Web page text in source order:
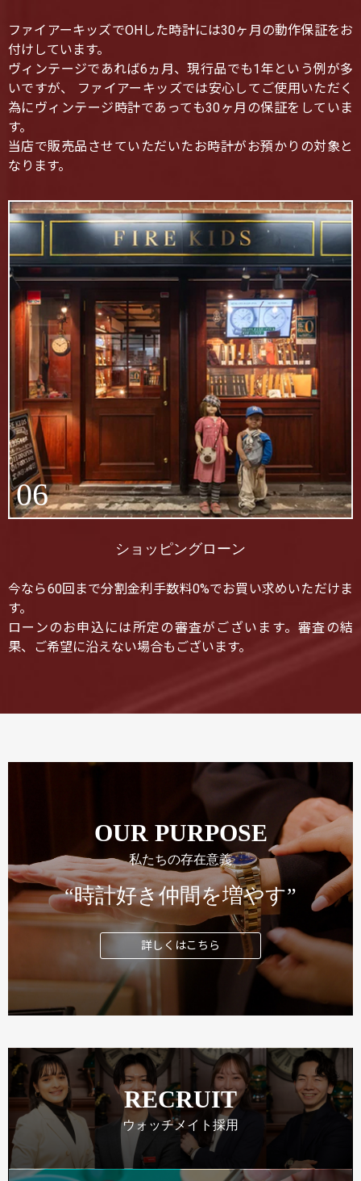
ファイアーキッズでOHした時計には30ヶ月の動作保証をお
付けしています。
ヴィンテージであれば6ヵ月、現行品でも1年という例が多
いですが、 ファイアーキッズでは安心してご使用いただく
為にヴィンテージ時計であっても30ヶ月の保証をしていま
す。
当店で販売品させていただいたお時計がお預かりの対象と
なります。
06
ショッピングローン
今なら60回まで分割金利手数料0%でお買い求めいただけま
す。
ローンのお申込には所定の審査がございます。審査の結
果、ご希望に沿えない場合もございます。
OUR PURPOSE
私たちの存在意義
“時計好き仲間を増やす”
詳しくはこちら
RECRUIT
ウォッチメイト採用